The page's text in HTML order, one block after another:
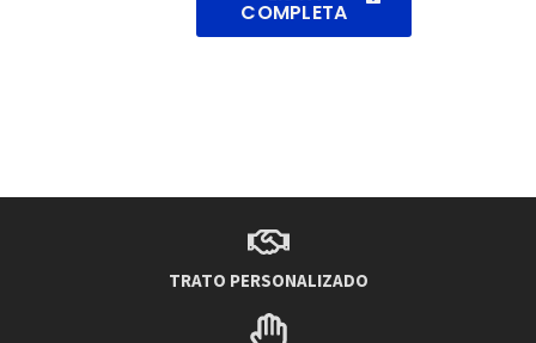
COMPLETA
TRATO PERSONALIZADO